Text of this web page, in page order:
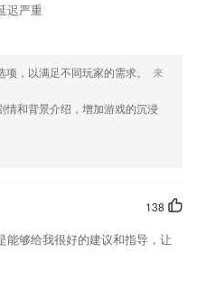
迟严重
项，以满足不同玩家的需求。
来
情和背景介绍，增加游戏的沉浸
138
能够给我很好的建议和指导，让